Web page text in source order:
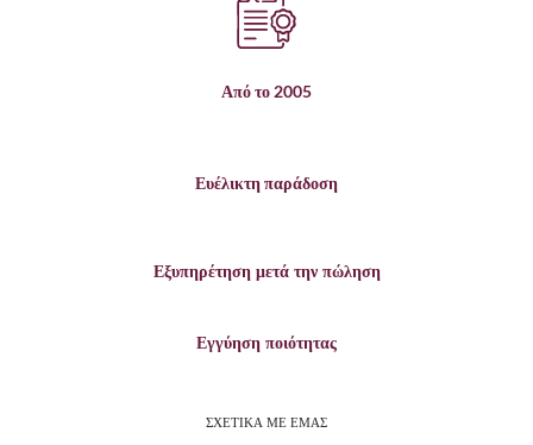
Από το 2005
Ευέλικτη παράδοση
Εξυπηρέτηση μετά την πώληση
Εγγύηση ποιότητας
ΣΧΕΤΙΚΑ ΜΕ ΕΜΑΣ